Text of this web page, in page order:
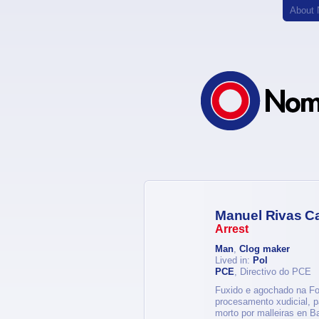
About
Manuel Rivas
Arrest
Man, Clog maker
Lived in: Pol
PCE, Directivo do PCE
Fuxido e agochado na
procesamento xudicial,
morto por malleiras en